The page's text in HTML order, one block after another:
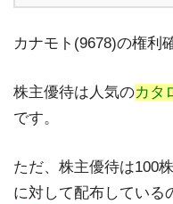
カナモト(9678)の権利
株主優待は人気のカタ
です。
ただ、株主優待は100
に対して配布している